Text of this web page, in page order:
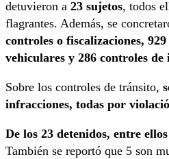
detuvieron a 23 sujetos, todos
flagrantes. Además, se
controles o fiscalizaciones,
vehiculares y 286 controles de
Sobre los controles de tránsito,
infracciones, todas por
De los 23 detenidos, entre
También se reportó que 5 son